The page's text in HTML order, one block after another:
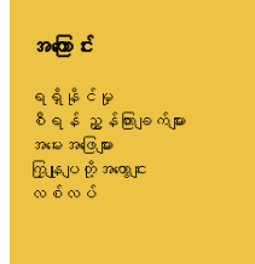
အကြောင်း
ရရှိနိုင်မှု
စီရန် ညွှန်ကြားချက်များ
အမေးအဖြေများ
ကြှနျုပျတို့အကွောငျး
လစ်လပ်